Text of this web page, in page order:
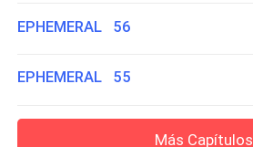
EPHEMERAL 56
EPHEMERAL 55
Más Capítulos